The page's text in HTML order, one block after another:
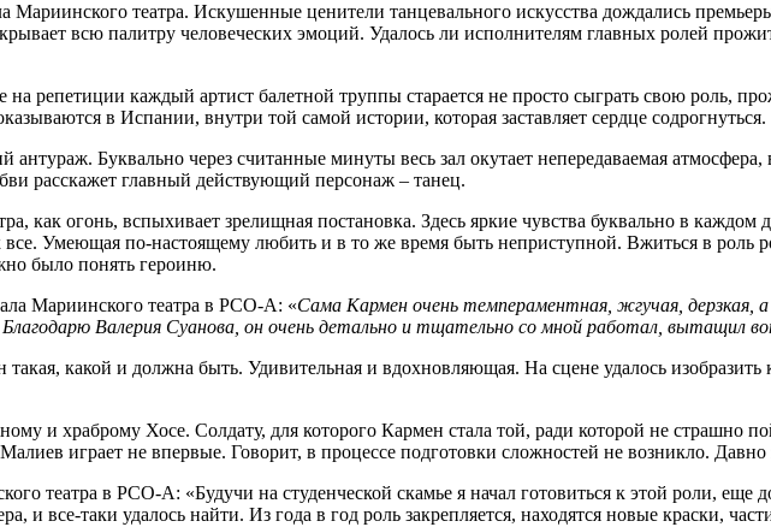
Мариинского театра. Искушенные ценители танцевального искусства дождались
всю палитру человеческих эмоций. Удалось ли исполнителям главных ролей
репетиции каждый артист балетной труппы старается не просто сыграть свою роль,
в Испании, внутри той самой истории, которая заставляет сердце содрогнуться.
антураж. Буквально через считанные минуты весь зал окутает непередаваемая
расскажет главный действующий персонаж – танец.
как огонь, вспыхивает зрелищная постановка. Здесь яркие чувства буквально в
все. Умеющая по-настоящему любить и в то же время быть неприступной. Вжиться в роль
было понять героиню.
Мариинского театра в РСО-А: «Сама Кармен очень темпераментная, жгучая, дерзкая, а
Валерия Суанова, он очень детально и тщательно со мной работал, вытащил
такая, какой и должна быть. Удивительная и вдохновляющая. На сцене удалось
и храброму Хосе. Солдату, для которого Кармен стала той, ради которой не страшно
играет не впервые. Говорит, в процессе подготовки сложностей не возникло.
театра в РСО-А: «Будучи на студенческой скамье я начал готовиться к этой роли, еще
и все-таки удалось найти. Из года в год роль закрепляется, находятся новые краски,